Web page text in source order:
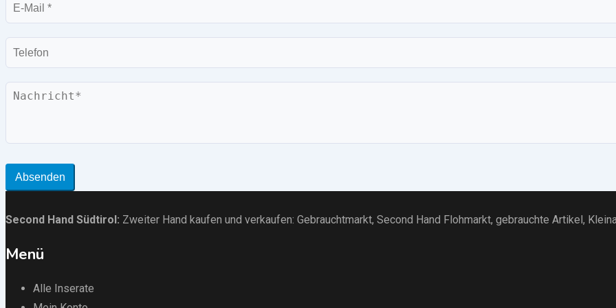
Mail
Telefon
Nachricht
Absenden
Second Hand Südtirol : Zweiter Hand kaufen und verkaufen: Gebrauchtmarkt, Second Hand Flohmarkt, gebrauchte Artikel ,
Menü
Alle Inserate